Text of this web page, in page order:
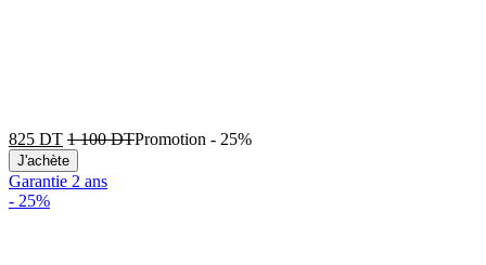
825 DT 1 100DTPromotion - 25%
J'achète
Garantie 2 ans
- 25%